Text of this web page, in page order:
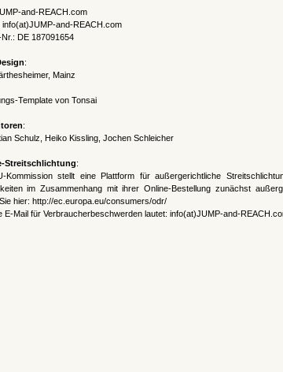
and-REACH.com
info(at)JUMP-and-REACH.com
DE 187091654
:
Mainz
Template von Tonsai
:
Schulz, Heiko Kissling, Jochen Schleicher
Streitschlichtung:
Kommission stellt eine Plattform für außergerichtliche
im Zusammenhang mit ihrer Online-Bestellung zunächst
hier: http://ec.europa.eu/consumers/odr/
E-Mail für Verbraucherbeschwerden lautet: info(at)JUMP-and-